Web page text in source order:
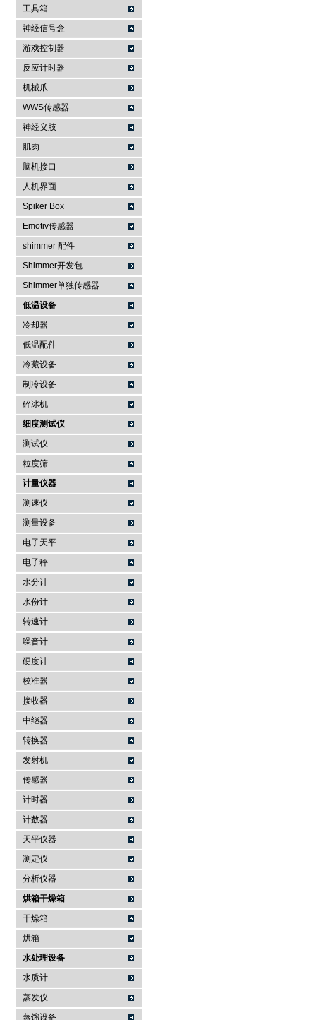
工具箱
神经信号盒
游戏控制器
反应计时器
机械爪
WWS传感器
神经义肢
肌肉
脑机接口
人机界面
Spiker Box
Emotiv传感器
shimmer 配件
Shimmer开发包
Shimmer单独传感器
低温设备
冷却器
低温配件
冷藏设备
制冷设备
碎冰机
细度测试仪
测试仪
粒度筛
计量仪器
测速仪
测量设备
电子天平
电子秤
水分计
水份计
转速计
噪音计
硬度计
校准器
接收器
中继器
转换器
发射机
传感器
计时器
计数器
天平仪器
测定仪
分析仪器
烘箱干燥箱
干燥箱
烘箱
水处理设备
水质计
蒸发仪
蒸馏设备